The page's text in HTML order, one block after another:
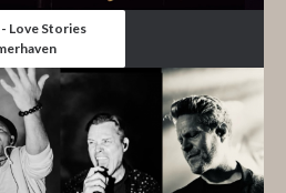
Love Stories